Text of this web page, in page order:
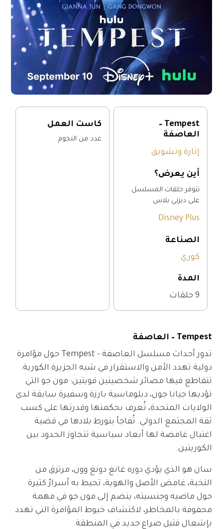
Tempest –
العاصفة
إثارة وتشويق
أين يعرض؟
تتوفر حلقات المسلسل
على ديزني بلاس
Disney Plus
الصناعة
كوري
المدة
9 حلقات
كاست العمل
عدد من النجوم
Tempest – العاصفة
تدور أحداث مسلسل العاصفة - Tempest حول مؤامرة
دولية تهدد الأمن والاستقرار في شبه الجزيرة الكورية.
تتقاطع فيها مصائر شخصيتين قويتين: مون جو التي
تؤديها جيانا جون، دبلوماسية بارزة وسفيرة سابقة لدى
الولايات المتحدة، تُعرف بحكمتها وقدرتها على كسب
ثقة المجتمع الدولي. تُفاجأ بتورط بلادها في قضية
اغتيال غامضة لها أبعاد سياسية تتجاوز الحدود بين
الكوريتين.
سان هو الذي يؤدي دوره غانغ دونغ وون، مرتزق من
النخبة، غامض الأصل والهوية، تحيط به أسرارٌ كثيرة
حول ماضيه وجنسيته، ينضم إلى مون جو في مهمة
محفوفة بالمخاطر، لاكتشاف خيوط المؤامرة التي تهدد
بإشعال فتيل صراع جديد في المنطقة.